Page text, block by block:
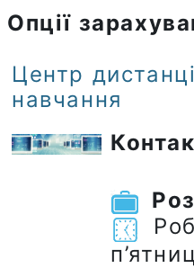
Опції
Центр
навчання